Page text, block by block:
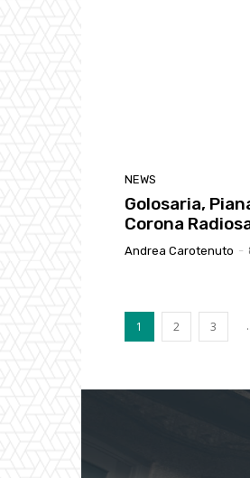
NEWS
Golosaria,
Corona
Andrea Carotenuto -
1 2 3